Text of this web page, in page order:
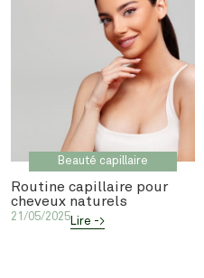
Beauté capillaire
Routine capillaire pour
cheveux naturels
21/05/2025Lire ->